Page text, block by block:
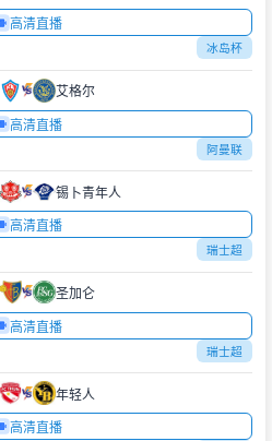
高清直播
冰岛杯
艾格尔
高清直播
阿曼联
锡卜青年人
高清直播
瑞士超
圣加仑
高清直播
瑞士超
年轻人
高清直播